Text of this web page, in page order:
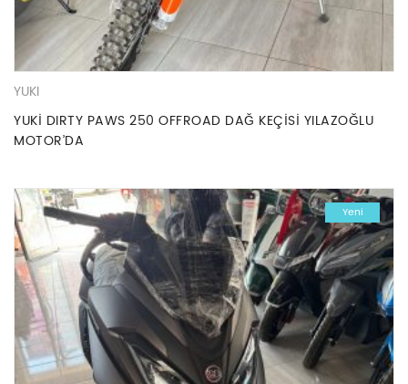
YUKI
YUKİ DIRTY PAWS 250 OFFROAD DAĞ KEÇİSİ YILAZOĞLU
MOTOR’DA
Yeni